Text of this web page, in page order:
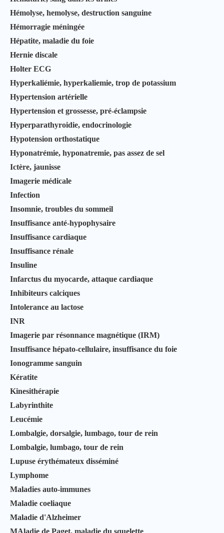
Hémolyse, hemolyse, destruction sanguine
Hémorragie méningée
Hépatite, maladie du foie
Hernie discale
Holter ECG
Hyperkaliémie, hyperkaliemie, trop de potassium
Hypertension artérielle
Hypertension et grossesse, pré-éclampsie
Hyperparathyroidie, endocrinologie
Hypotension orthostatique
Hyponatrémie, hyponatremie, pas assez de sel
Ictère, jaunisse
Imagerie médicale
Infection
Insomnie, troubles du sommeil
Insuffisance anté-hypophysaire
Insuffisance cardiaque
Insuffisance rénale
Insuline
Infarctus du myocarde, attaque cardiaque
Inhibiteurs calciques
Intolerance au lactose
INR
Imagerie par résonnance magnétique (IRM)
Insuffisance hépato-cellulaire, insuffisance du foie
Ionogramme sanguin
Kératite
Kinesithérapie
Labyrinthite
Leucémie
Lombalgie, dorsalgie, lumbago, tour de rein
Lombalgie, lumbago, tour de rein
Lupuse érythémateux disséminé
Lymphome
Maladies auto-immunes
Maladie coeliaque
Maladie d'Alzheimer
MAladie de Paget, maladie du squelette